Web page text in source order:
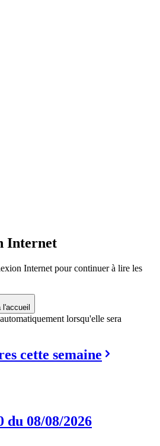
Internet
Internet pour continuer à lire les
lorsqu'elle sera
cette semaine
du 08/08/2026